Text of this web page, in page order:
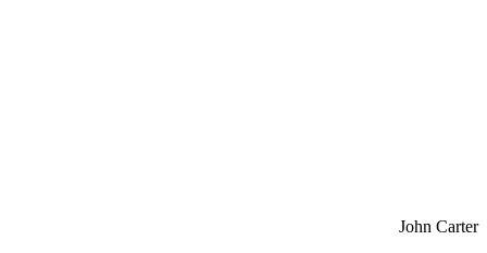
John Carter